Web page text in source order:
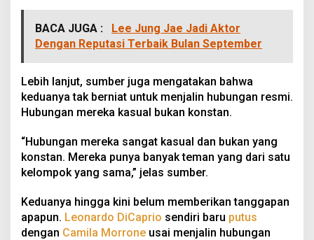
BACA JUGA :
Lee Jung Jae Jadi Aktor
Dengan Reputasi Terbaik Bulan September
Lebih lanjut, sumber juga mengatakan bahwa
keduanya tak berniat untuk menjalin hubungan resmi.
Hubungan mereka kasual bukan konstan.
“Hubungan mereka sangat kasual dan bukan yang
konstan. Mereka punya banyak teman yang dari satu
kelompok yang sama,” jelas sumber.
Keduanya hingga kini belum memberikan tanggapan
apapun. Leonardo DiCaprio sendiri baru putus
dengan Camila Morrone usai menjalin hubungan